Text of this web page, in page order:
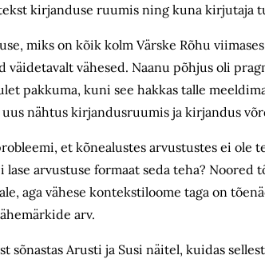
kirjanduse ruumis ning kuna kirjutaja
miks on kõik kolm Värske Rõhu
väidetavalt vähesed. Naanu põhjus oli
pakkuma, kuni see hakkas talle
uus nähtus kirjandusruumis ja kirjandus
et kõnealustes arvustustes ei
lase arvustuse formaat seda teha?
aga vähese kontekstiloome taga on
arv.
sõnastas Arusti ja Susi näitel, kuidas